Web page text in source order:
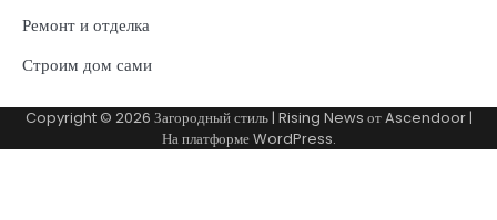
Ремонт и отделка
Строим дом сами
Copyright © 2026 Загородный стиль| Rising News отAscendoor|
На платформеWordPress.